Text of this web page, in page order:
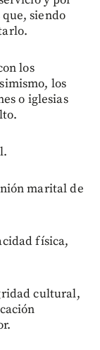
siendo
los
los
o iglesias
marital de
física,
cultural,